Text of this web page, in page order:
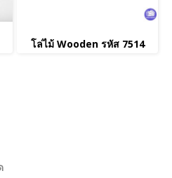
โล่ไม้ Wooden รหัส 7514